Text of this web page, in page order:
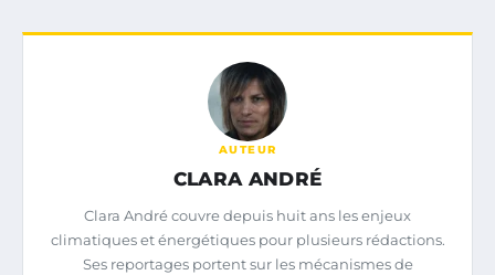
AUTEUR
CLARA ANDRÉ
Clara André couvre depuis huit ans les enjeux
climatiques et énergétiques pour plusieurs rédactions.
Ses reportages portent sur les mécanismes de